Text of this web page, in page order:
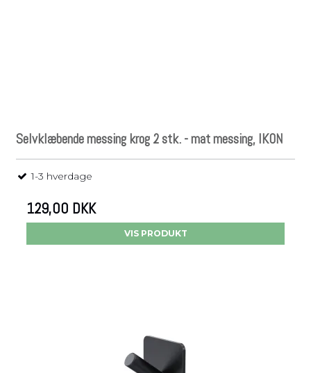
Selvklæbende messing krog 2 stk. - mat messing, IKON
1-3 hverdage
129,00 DKK
VIS PRODUKT